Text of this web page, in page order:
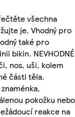
všechna
je. Vhodný pro
také pro
bikin. NEVHODNÉ
nos, uši, kolem
části těla.
pokožku nebo
reakce na